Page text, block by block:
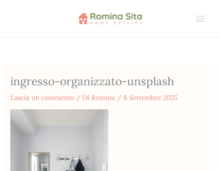
ingresso-organizzato-unsplash
Lascia un commento / Di Romina / 8 Settembre 2025